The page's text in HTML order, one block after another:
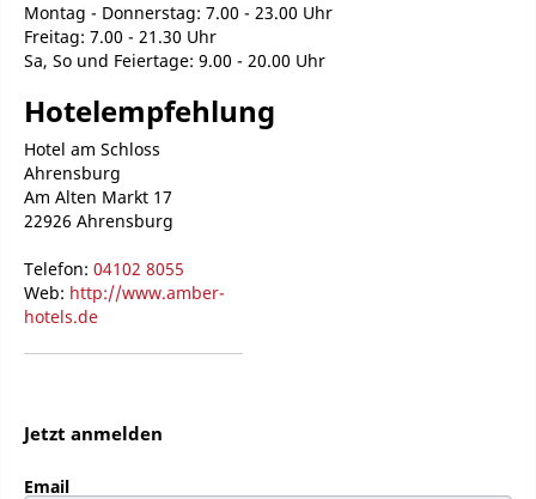
Montag - Donnerstag: 7.00 - 23.00 Uhr
Freitag: 7.00 - 21.30 Uhr
Sa, So und Feiertage: 9.00 - 20.00 Uhr
Hotelempfehlung
Hotel am Schloss
Ahrensburg
Am Alten Markt 17
22926 Ahrensburg
Telefon: 04102 8055
Web: http://www.amber-
hotels.de
Jetzt anmelden
Email